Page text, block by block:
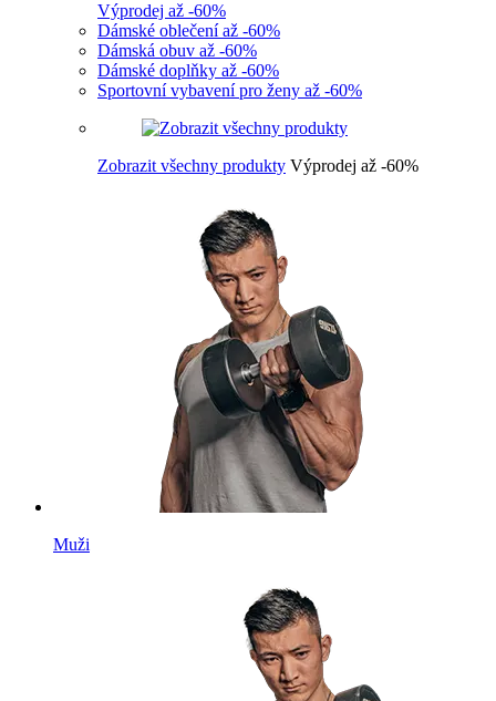
Výprodej až -60%
Dámské oblečení až -60%
Dámská obuv až -60%
Dámské doplňky až -60%
Sportovní vybavení pro ženy až -60%
Zobrazit všechny produkty Výprodej až -60%
Muži